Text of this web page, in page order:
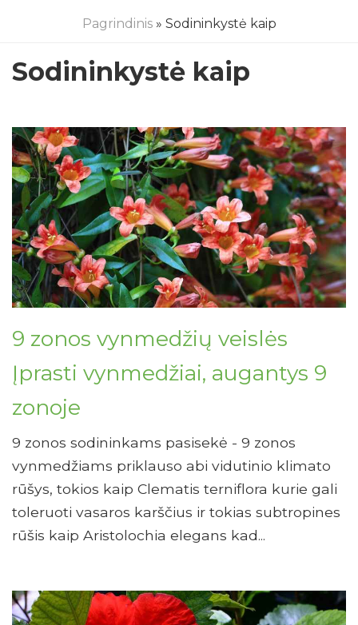
Pagrindinis» Sodininkystė kaip
Sodininkystė kaip
9 zonos vynmedžių veislės
Įprasti vynmedžiai, augantys 9
zonoje
9 zonos sodininkams pasisekė - 9 zonos
vynmedžiams priklauso abi vidutinio klimato
rūšys, tokios kaip Clematis terniflora kurie gali
toleruoti vasaros karščius ir tokias subtropines
rūšis kaip Aristolochia elegans kad...